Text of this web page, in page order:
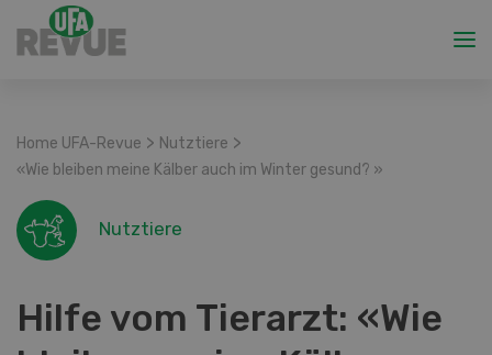
Home UFA-Revue > Nutztiere >
«Wie bleiben meine Kälber auch im Winter gesund? »
Nutztiere
Hilfe vom Tierarzt: «Wie